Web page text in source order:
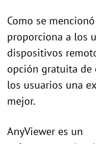
Como se
proporciona a los
dispositivos
opción gratuita de
los usuarios una
mejor.
AnyViewer es un